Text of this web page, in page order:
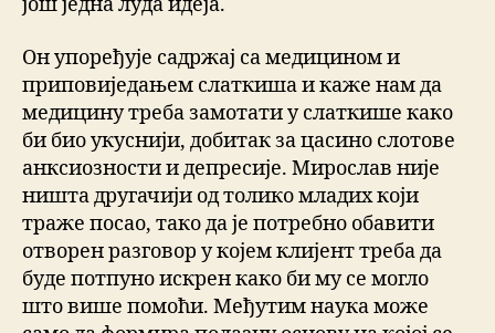
још једна луда идеја.
Он упоређује садржај са медицином и
приповиједањем слаткиша и каже нам да
медицину треба замотати у слаткише како
би био укуснији, добитак за цасино слотове
анксиозности и депресије. Мирослав није
ништа другачији од толико младих који
траже посао, тако да је потребно обавити
отворен разговор у којем клијент треба да
буде потпуно искрен како би му се могло
што више помоћи. Међутим наука може